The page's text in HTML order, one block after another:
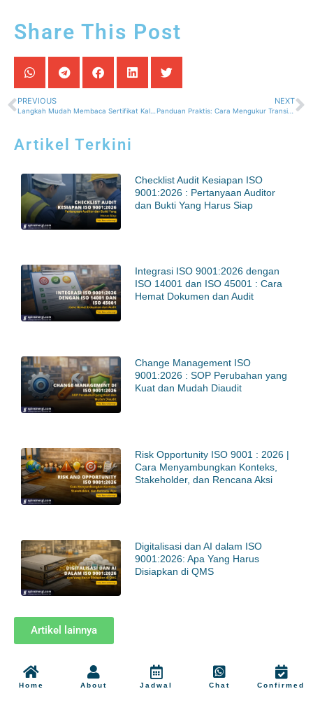
Share This Post
PREVIOUS NEXT
Panduan Praktis: Cara Mengukur Transistor dengan Multimeter Analog
Artikel Terkini
Checklist Audit Kesiapan ISO
9001:2026 : Pertanyaan Auditor
dan Bukti Yang Harus Siap
Integrasi ISO 9001:2026 dengan
ISO 14001 dan ISO 45001 : Cara
Hemat Dokumen dan Audit
Change Management ISO
9001:2026 : SOP Perubahan yang
Kuat dan Mudah Diaudit
Risk Opportunity ISO 9001 : 2026 |
Cara Menyambungkan Konteks,
Stakeholder, dan Rencana Aksi
Digitalisasi dan AI dalam ISO
9001:2026: Apa Yang Harus
Disiapkan di QMS
Artikel lainnya
Home About Jadwal Chat Confirmed